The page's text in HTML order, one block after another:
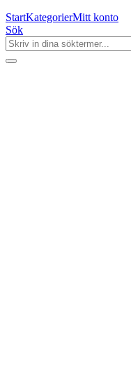
StartKategorierMitt konto
Sök